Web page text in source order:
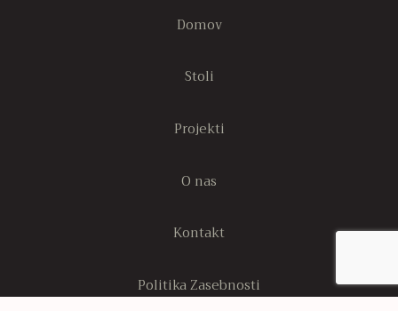
Domov
Stoli
Projekti
O nas
Kontakt
Politika Zasebnosti